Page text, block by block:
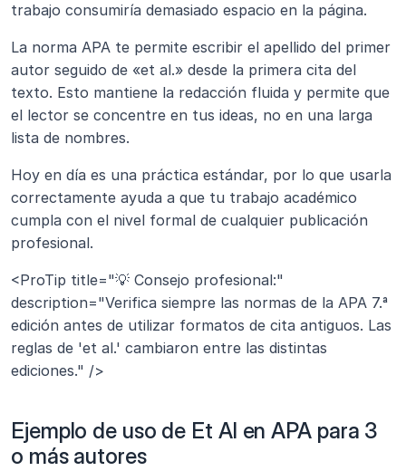
trabajo consumiría demasiado espacio en la página.
La norma APA te permite escribir el apellido del primer
autor seguido de «et al.» desde la primera cita del
texto. Esto mantiene la redacción fluida y permite que
el lector se concentre en tus ideas, no en una larga
lista de nombres.
Hoy en día es una práctica estándar, por lo que usarla
correctamente ayuda a que tu trabajo académico
cumpla con el nivel formal de cualquier publicación
profesional.
<ProTip title="💡 Consejo profesional:"
description="Verifica siempre las normas de la APA 7.ª
edición antes de utilizar formatos de cita antiguos. Las
reglas de 'et al.' cambiaron entre las distintas
ediciones." />
Ejemplo de uso de Et Al en APA para 3
o más autores